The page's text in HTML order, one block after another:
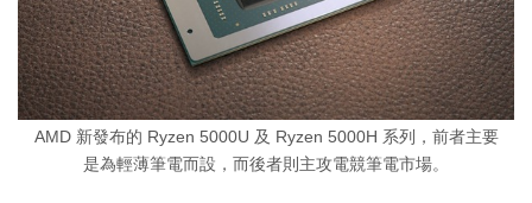
AMD 新發布的 Ryzen 5000U 及 Ryzen 5000H 系列，前者主要
是為輕薄筆電而設，而後者則主攻電競筆電市場。